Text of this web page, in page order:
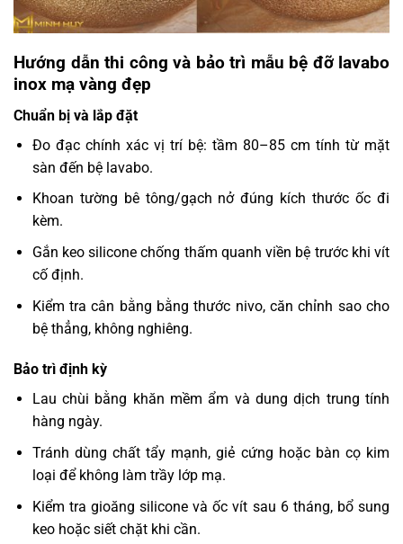
Hướng dẫn thi công và bảo trì mẫu bệ đỡ lavabo
inox mạ vàng đẹp
Chuẩn bị và lắp đặt
Đo đạc chính xác vị trí bệ: tầm 80–85 cm tính từ mặt
sàn đến bệ lavabo.
Khoan tường bê tông/gạch nở đúng kích thước ốc đi
kèm.
Gắn keo silicone chống thấm quanh viền bệ trước khi vít
cố định.
Kiểm tra cân bằng bằng thước nivo, căn chỉnh sao cho
bệ thẳng, không nghiêng.
Bảo trì định kỳ
Lau chùi bằng khăn mềm ẩm và dung dịch trung tính
hàng ngày.
Tránh dùng chất tẩy mạnh, giẻ cứng hoặc bàn cọ kim
loại để không làm trầy lớp mạ.
Kiểm tra gioăng silicone và ốc vít sau 6 tháng, bổ sung
keo hoặc siết chặt khi cần.